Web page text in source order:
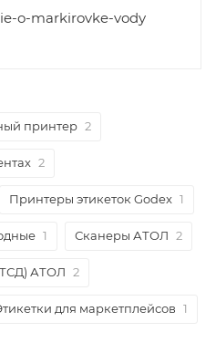
o-markirovke-vody
принтер 2
2
Принтеры этикеток Godex 1
1 Сканеры АТОЛ 2
АТОЛ 2
для маркетплейсов 1